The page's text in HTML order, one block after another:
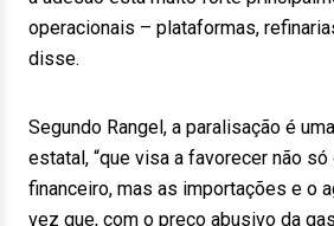
operacionais – plataformas,
disse.
Segundo Rangel, a paralisação é
estatal, “que visa a favorecer não
financeiro, mas as importações e o
vez que, com o preço abusivo da